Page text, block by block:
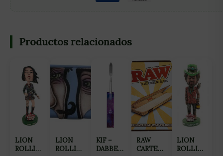
Productos relacionados
LION
ROLLING
LION
ROLLING
KIF –
DABBER
RAW
CARTEL
LION
ROLLING